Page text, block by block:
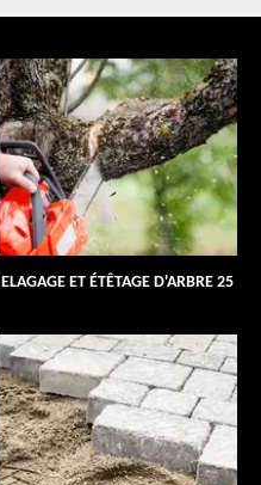
ELAGAGE ET ÉTÊTAGE D'ARBRE 25